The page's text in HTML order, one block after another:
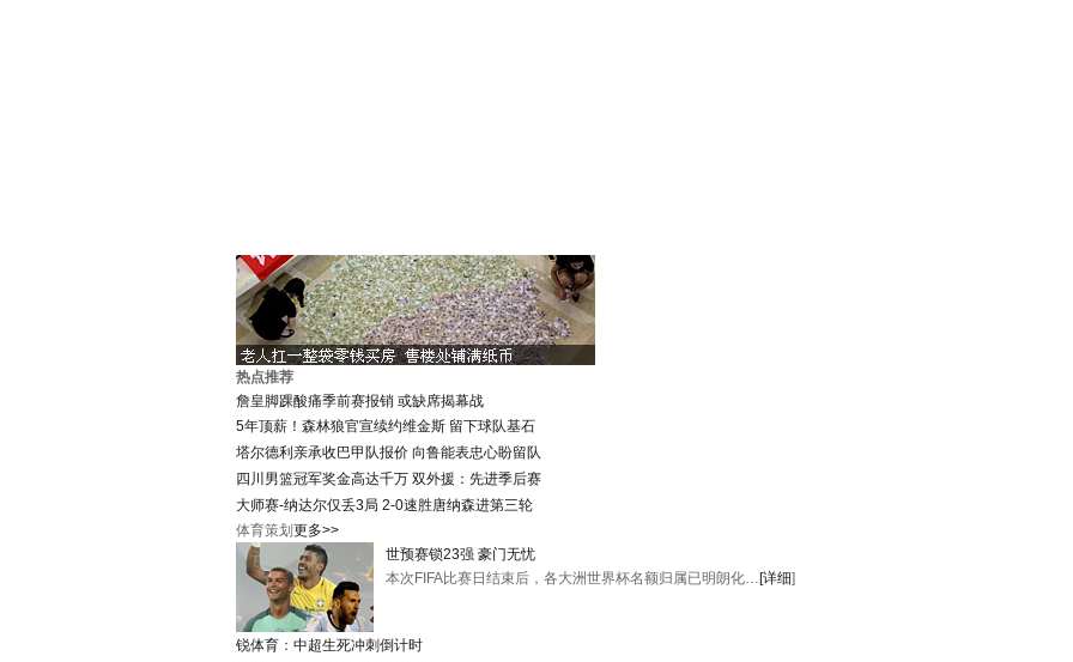
热点推荐
詹皇脚踝酸痛季前赛报销 或缺席揭幕战
5年顶薪！森林狼官宣续约维金斯 留下球队基石
塔尔德利亲承收巴甲队报价 向鲁能表忠心盼留队
四川男篮冠军奖金高达千万 双外援：先进季后赛
大师赛-纳达尔仅丢3局 2-0速胜唐纳森进第三轮
体育策划 更多>>
世预赛锁23强 豪门无忧
本次FIFA比赛日结束后，各大洲世界杯名额归属已明朗化… [详细]
锐体育 ： 中超生死冲刺倒计时